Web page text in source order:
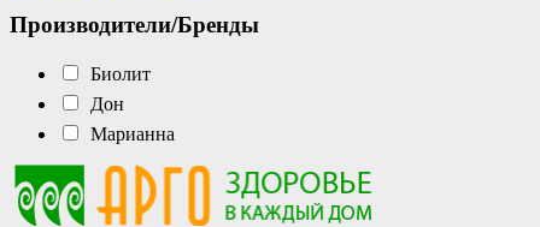
Производители/Бренды
Биолит
Дон
Марианна